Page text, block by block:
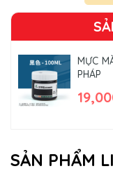
MỰC
PHÁP
SẢN PHẨM